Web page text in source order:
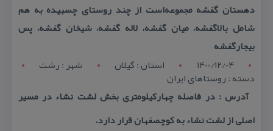
دهستان گفشه مجموعه‌است از چند روستای چسبیده به هم
شامل بالاگفشه، میان گفشه، لاله گفشه، شیخان گفشه، پس
بیجارگفشه
1400/12/04
استان : گيلان شهر : رشت
دسته : روستاهای ایران
آدرس : در فاصله چهاركیلومتری بخش لشت نشاء در مسیر
اصلی از لشت نشاء به كوچصفهان قرار دارد.